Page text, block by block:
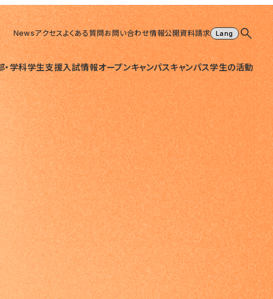
・学科学生支援入試情報オープンキャンパスキャンパス学生の活動
Newsアクセスよくある質問お問い合わせ情報公開資料請求